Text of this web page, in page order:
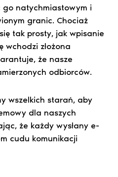
go natychmiastowym i
granic. Chociaż
tak prosty, jak wpisanie
wchodzi złożona
że nasze
odbiorców.
wszelkich starań, aby
dla naszych
że każdy wysłany e-
cudu komunikacji